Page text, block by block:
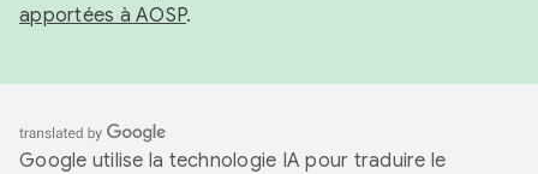
apportées à AOSP.
Google utilise la technologie IA pour traduire le